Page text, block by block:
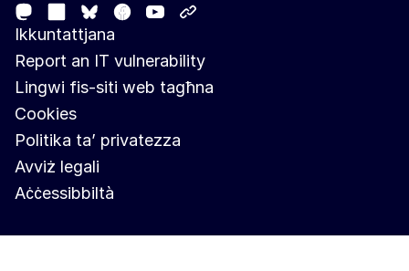
MastodonLinkedIn
Bluesky
Facebook
Youtube
Ikkuntattjana
Report an IT vulnerability
Lingwi fis-siti web tagħna
Cookies
Politika ta’ privatezza
Avviż legali
Aċċessibbiltà